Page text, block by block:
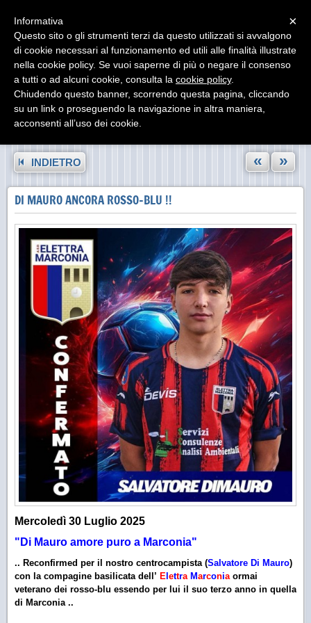
INDIETRO « »
DI MAURO ANCORA ROSSO-BLU !!
Mercoledì 30 Luglio 2025
"Di Mauro amore puro a Marconia"
.. Reconfirmed per il nostro centrocampista (Salvatore Di Mauro)
con la compagine basilicata dell’ Elettra Marconia ormai
veterano dei rosso-blu essendo per lui il suo terzo anno in quella
di Marconia ..
×
Informativa
Questo sito o gli strumenti terzi da questo utilizzati si avvalgono
di cookie necessari al funzionamento ed utili alle finalità illustrate
nella cookie policy. Se vuoi saperne di più o negare il consenso
a tutti o ad alcuni cookie, consulta la cookie policy.
Chiudendo questo banner, scorrendo questa pagina, cliccando
su un link o proseguendo la navigazione in altra maniera,
acconsenti all’uso dei cookie.